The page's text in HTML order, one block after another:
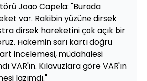
Joao Capela: "Burada
var. Rakibin yüzüne dirsek
dirsek hareketini çok açık bir
Hakemin sarı kartı doğru
incelemesi, müdahalesi
VAR'ın. Kılavuzlara göre VAR'ın
lazımdı."